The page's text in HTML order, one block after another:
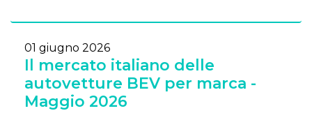
01 giugno 2026
Il mercato italiano delle
autovetture BEV per marca -
Maggio 2026